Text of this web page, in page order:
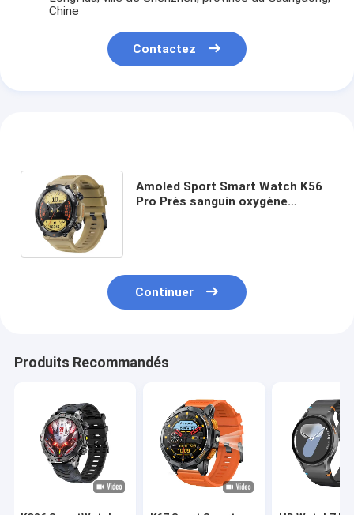
Chine
Contactez
Amoled Sport Smart Watch K56
Pro Près sanguin oxygène
Continuer
Produits Recommandés